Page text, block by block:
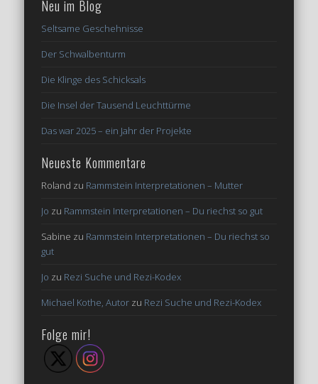
Neu im Blog
Seltsame Geschehnisse
Der Schwalbenturm
Die Klinge des Schicksals
Die Insel der Tausend Leuchttürme
Das war 2025 – ein Jahr der Projekte
Neueste Kommentare
Roland zu Rammstein Interpretationen – Mutter
Jo zu Rammstein Interpretationen – Du riechst so gut
Sabine zu Rammstein Interpretationen – Du riechst so
gut
Jo zu Rezi Suche und Rezi-Kodex
Michael Kothe, Autor zu Rezi Suche und Rezi-Kodex
Folge mir!